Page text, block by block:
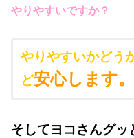
やりやすいですか？
やりやすいかどう
ど安心します。
そしてヨコさんグッ